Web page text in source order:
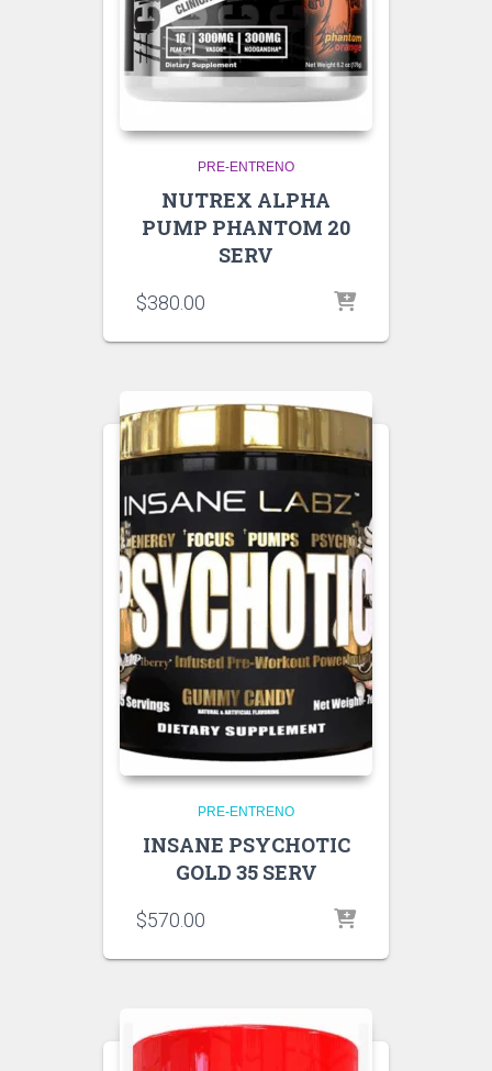
PRE-ENTRENO
NUTREX ALPHA
PUMP PHANTOM 20
SERV
$380.00
PRE-ENTRENO
INSANE PSYCHOTIC
GOLD 35 SERV
$570.00